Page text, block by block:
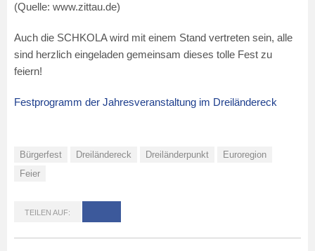
(Quelle: www.zittau.de)
Auch die SCHKOLA wird mit einem Stand vertreten sein, alle
sind herzlich eingeladen gemeinsam dieses tolle Fest zu
feiern!
Festprogramm der Jahresveranstaltung im Dreiländereck
Bürgerfest Dreiländereck Dreiländerpunkt
Euroregion
Feier
TEILEN AUF: